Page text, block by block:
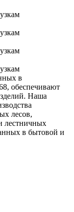
в
обеспечивают
Наша
лесов,
лестничных
в бытовой и